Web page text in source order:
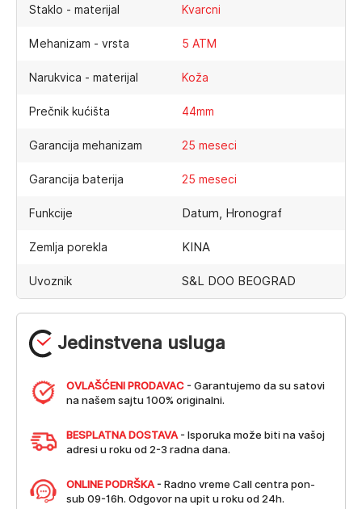
Jedinstvena usluga
OVLAŠĆENI PRODAVAC - Garantujemo da su satovi
na našem sajtu 100% originalni.
BESPLATNA DOSTAVA - Isporuka može biti na vašoj
adresi u roku od 2-3 radna dana.
ONLINE PODRŠKA - Radno vreme Call centra pon-
sub 09-16h. Odgovor na upit u roku od 24h.
Staklo - materijal Kvarcni
Mehanizam - vrsta 5 ATM
Narukvica - materijal Koža
Prečnik kućišta 44mm
Garancija mehanizam 25 meseci
Garancija baterija 25 meseci
Funkcije Datum, Hronograf
Zemlja porekla KINA
Uvoznik S&L DOO BEOGRAD